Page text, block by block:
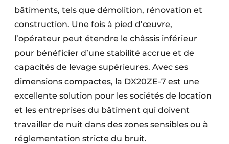
bâtiments, tels que démolition, rénovation et
construction. Une fois à pied d’œuvre,
l’opérateur peut étendre le châssis inférieur
pour bénéficier d’une stabilité accrue et de
capacités de levage supérieures. Avec ses
dimensions compactes, la DX20ZE-7 est une
excellente solution pour les sociétés de location
et les entreprises du bâtiment qui doivent
travailler de nuit dans des zones sensibles ou à
réglementation stricte du bruit.